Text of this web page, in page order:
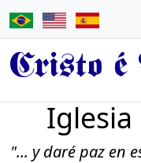
Cristo é
Iglesia
"... y daré paz en